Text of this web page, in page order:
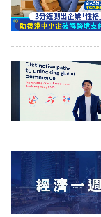
事
欄
訂
閱
區